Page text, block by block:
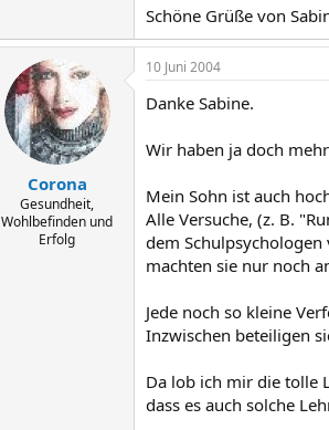
Schöne Grüße von
Corona
Gesundheit,
Wohlbefinden und
Erfolg
10 Juni 2004
Danke Sabine.
Wir haben ja doch
Mein Sohn ist auch
Alle Versuche, (z. B.
dem Schulpsychologen
machten sie nur noch
Jede noch so kleine
Inzwischen beteiligen
Da lob ich mir die tolle
dass es auch solche